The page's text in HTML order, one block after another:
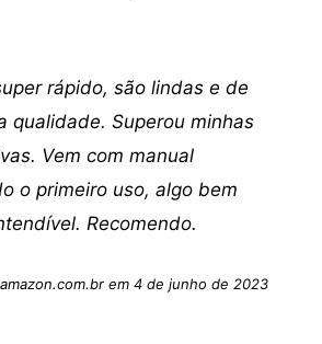
rápido, são lindas e de
qualidade. Superou minhas
Vem com manual
o primeiro uso, algo bem
Recomendo.
em 4 de junho de 2023